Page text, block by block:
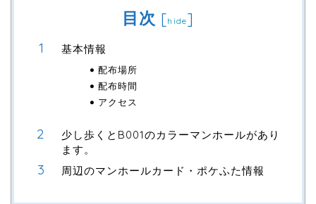
目次 [hide]
基本情報
配布場所
配布時間
アクセス
少し歩くとB001のカラーマンホールがあり
ます。
周辺のマンホールカード・ポケふた情報